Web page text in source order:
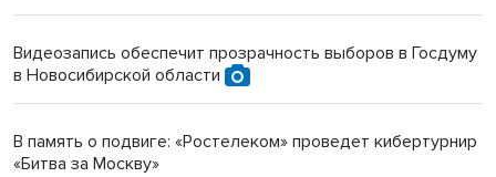
Видеозапись обеспечит прозрачность выборов в Госдуму
в Новосибирской области
В память о подвиге: «Ростелеком» проведет кибертурнир
«Битва за Москву»